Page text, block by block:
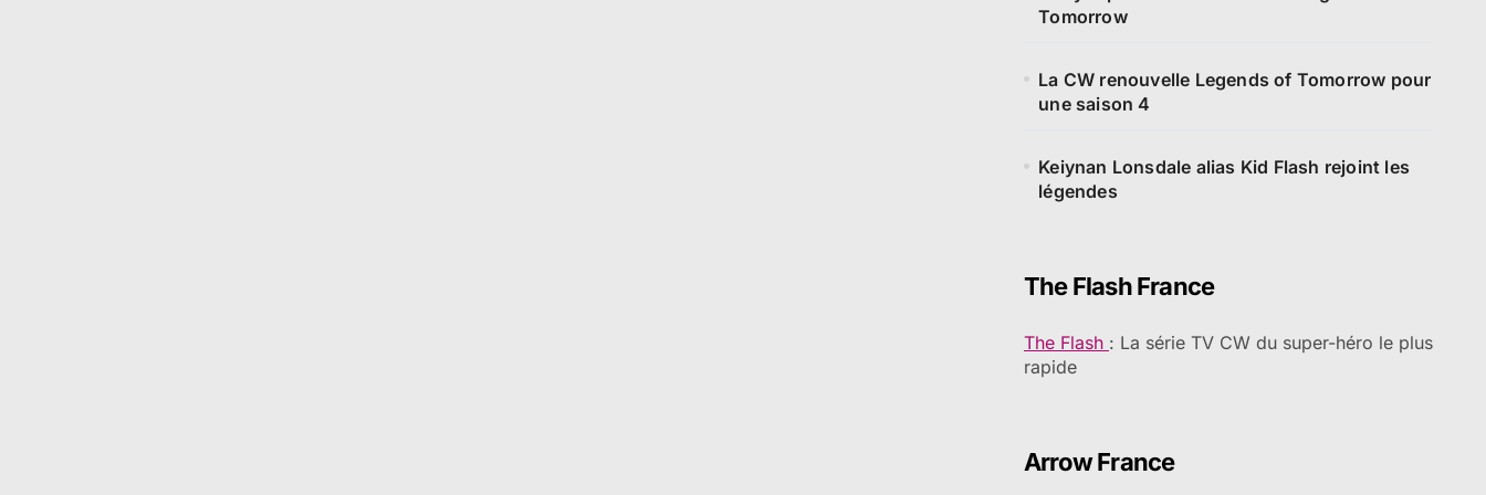
Tomorrow
La CW renouvelle Legends of Tomorrow pour
une saison 4
Keiynan Lonsdale alias Kid Flash rejoint les
légendes
The Flash France
The Flash : La série TV CW du super-héro le plus
rapide
Arrow France